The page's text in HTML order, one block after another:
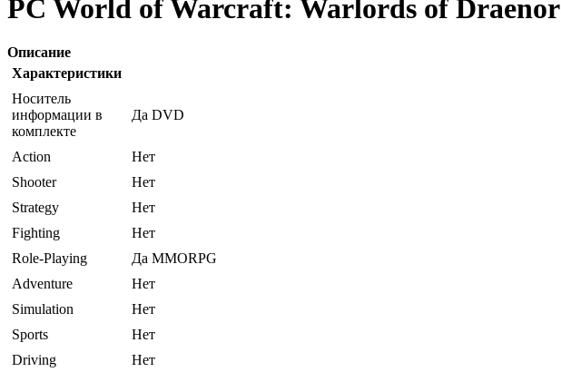
PC World of Warcraft: Warlords of Draenor
Описание
Характеристики
Носитель
информации в
комплекте
Да DVD
Action
Нет
Shooter
Нет
Strategy
Нет
Fighting
Нет
Role-Playing
Да MMORPG
Adventure
Нет
Simulation
Нет
Sports
Нет
Driving
Нет